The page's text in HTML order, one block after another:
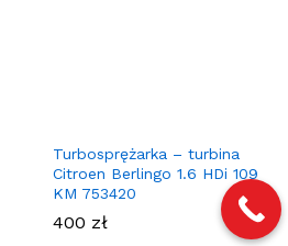
Turbosprężarka – turbina
Citroen Berlingo 1.6 HDi 109
KM 753420
400 zł